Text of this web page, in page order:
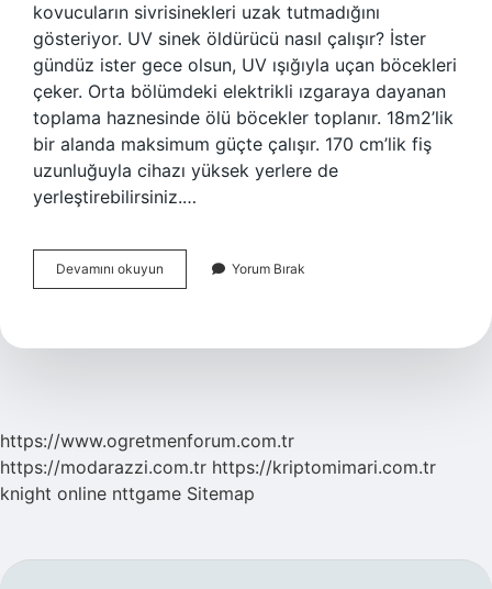
kovucuların sivrisinekleri uzak tutmadığını
gösteriyor. UV sinek öldürücü nasıl çalışır? İster
gündüz ister gece olsun, UV ışığıyla uçan böcekleri
çeker. Orta bölümdeki elektrikli ızgaraya dayanan
toplama haznesinde ölü böcekler toplanır. 18m2’lik
bir alanda maksimum güçte çalışır. 170 cm’lik fiş
uzunluğuyla cihazı yüksek yerlere de
yerleştirebilirsiniz.…
Devamını okuyun
Işıklı
Işe
Yorum Bırak
https://www.ogretmenforum.com.tr
https://modarazzi.com.tr https://kriptomimari.com.tr
knight online nttgame Sitemap